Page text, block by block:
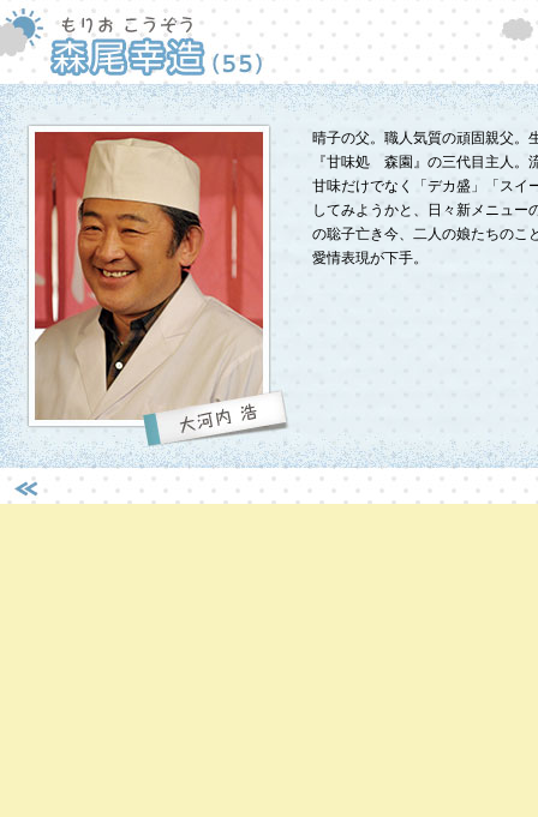
晴子の父。職人気質の頑固親父。
『甘味処 森園』の三代目主人。
甘味だけでなく「デカ盛」「スイ
してみようかと、日々新メニュー
の聡子亡き今、二人の娘たちのこ
愛情表現が下手。